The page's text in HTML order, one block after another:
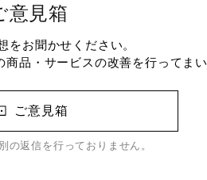
意見箱
をお聞かせください。
品・サービスの改善を行ってまい
ご意見箱
の返信を行っておりません。